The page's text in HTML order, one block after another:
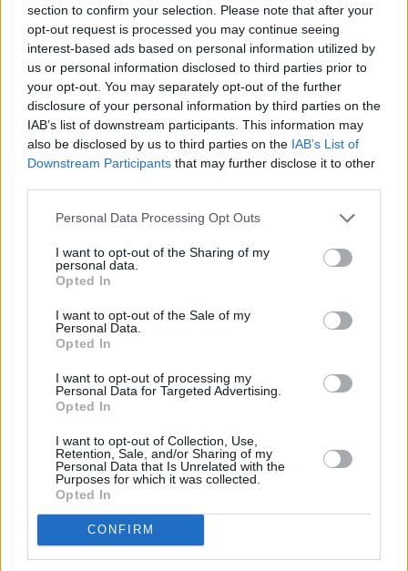
section to confirm your selection. Please note that after your
opt-out request is processed you may continue seeing
interest-based ads based on personal information utilized by
us or personal information disclosed to third parties prior to
your opt-out. You may separately opt-out of the further
disclosure of your personal information by third parties on the
IAB’s list of downstream participants. This information may
also be disclosed by us to third parties on the IAB’s List of
Downstream Participants that may further disclose it to other
Personal Data Processing Opt Outs
I want to opt-out of the Sharing of my
personal data.
Opted In
I want to opt-out of the Sale of my
Personal Data.
Opted In
I want to opt-out of processing my
Personal Data for Targeted Advertising.
Opted In
I want to opt-out of Collection, Use,
Retention, Sale, and/or Sharing of my
Personal Data that Is Unrelated with the
Purposes for which it was collected.
Opted In
CONFIRM
Γεωργιάδης: «Επιβεβαιώσατε
την ομιλία του Κυριάκου
Μητσοτάκη»
εκμεταλλευτεί τόσο ο υπουργός Ανάπτυξης
και Επενδύσεων Αδ. Γεωργιάδης όσο και ο
κυβερνητικός εκπρόσωπος. Ο πρώτος
ευχαρίστησε την βουλευτή του ΣΥΡΙΖΑ-Π.Σ.
που «επιβεβαίωσε τη χθεσινή ομιλία του
Κυριάκου Μητσοτάκη».